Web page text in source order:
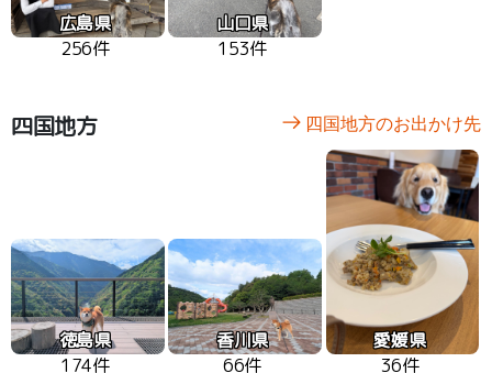
広島県
256件
山口県
153件
四国地方 四国地方のお出かけ先
徳島県
174件
香川県
66件
愛媛県
36件